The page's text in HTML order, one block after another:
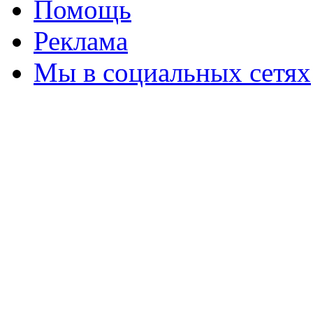
Помощь
Реклама
Мы в социальных сетях